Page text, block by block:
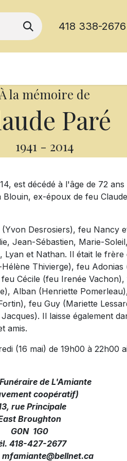
418 338-2676
À la mémoire de
Paré
1941 - 2014
est décédé à l'âge de 72 ans
ex-époux de feu
Desrosiers), feu Nancy
Jean-Sébastien, Marie-
et Nathan. Il était le
Thivierge), feu Adonias
Cécile (feu Irenée
Alban (Henriette
feu Guy (Mariette
Il laisse également
amis.
(16 mai) de 19h00 à 22h00
de L'Amiante
coopératif)
rue Principale
Broughton
G0N 1G0
418-427-2677
mfamiante@bellnet.ca